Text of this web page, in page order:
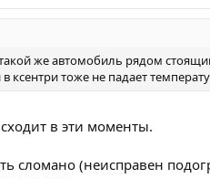
же автомобиль рядом
ксентри тоже не падает
в эти моменты.
сломано (неисправен